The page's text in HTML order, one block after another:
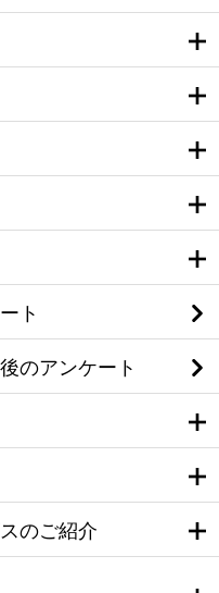
ト
のアンケート
のご紹介